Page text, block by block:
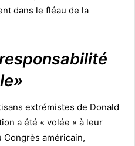
dans le fléau de la
extrémistes de Donald
a été « volée » à leur
Congrès américain,